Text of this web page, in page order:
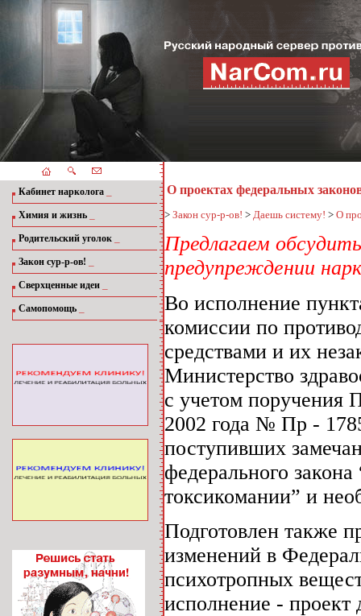
Кабинет нарколога
Химия и жизнь
Родительский уголок
Закон сур-р-ов!
Сверхценные идеи
Самопомощь
О проектах федеральных
> Закон сур-р-ов! > Даешь систему! > О
Предлагаем
предупреждении
Во исполнение
комиссии по
средствами и их
Министерство
с учетом поручения
2002 года № Пр -
поступивших
федерального
токсикомании” и
Подготовлен также
изменений в
психотропных
исполнение - проект